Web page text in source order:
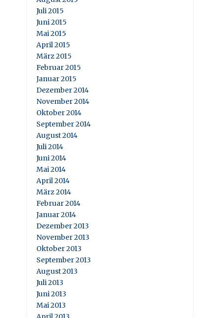
Juli 2015
Juni 2015
Mai 2015
April 2015
März 2015
Februar 2015
Januar 2015
Dezember 2014
November 2014
Oktober 2014
September 2014
August 2014
Juli 2014
Juni 2014
Mai 2014
April 2014
März 2014
Februar 2014
Januar 2014
Dezember 2013
November 2013
Oktober 2013
September 2013
August 2013
Juli 2013
Juni 2013
Mai 2013